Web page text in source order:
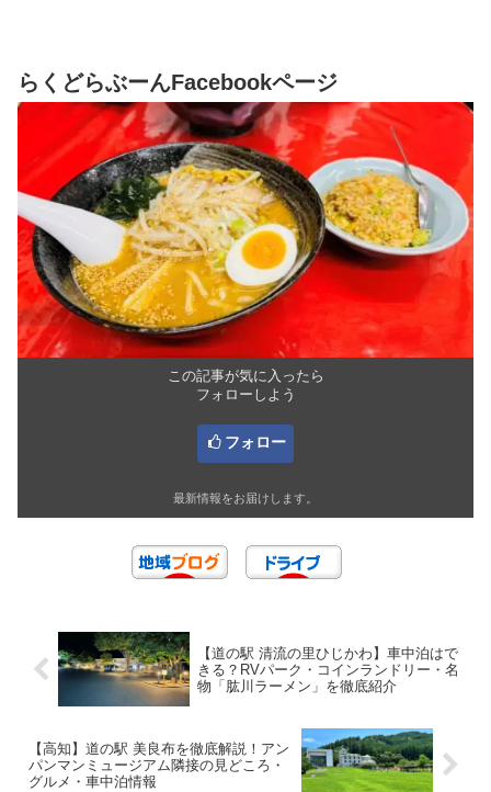
らくどらぶーんFacebookページ
この記事が気に入ったら
フォローしよう
フォロー
最新情報をお届けします。
【道の駅 清流の里ひじかわ】車中泊はで
きる？RVパーク・コインランドリー・名
物「肱川ラーメン」を徹底紹介
【高知】道の駅 美良布を徹底解説！アン
パンマンミュージアム隣接の見どころ・
グルメ・車中泊情報